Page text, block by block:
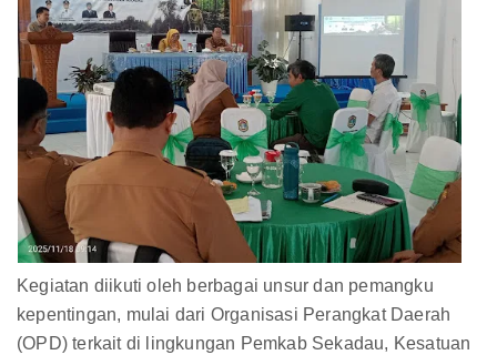
Kegiatan diikuti oleh berbagai unsur dan pemangku
kepentingan, mulai dari Organisasi Perangkat Daerah
(OPD) terkait di lingkungan Pemkab Sekadau, Kesatuan